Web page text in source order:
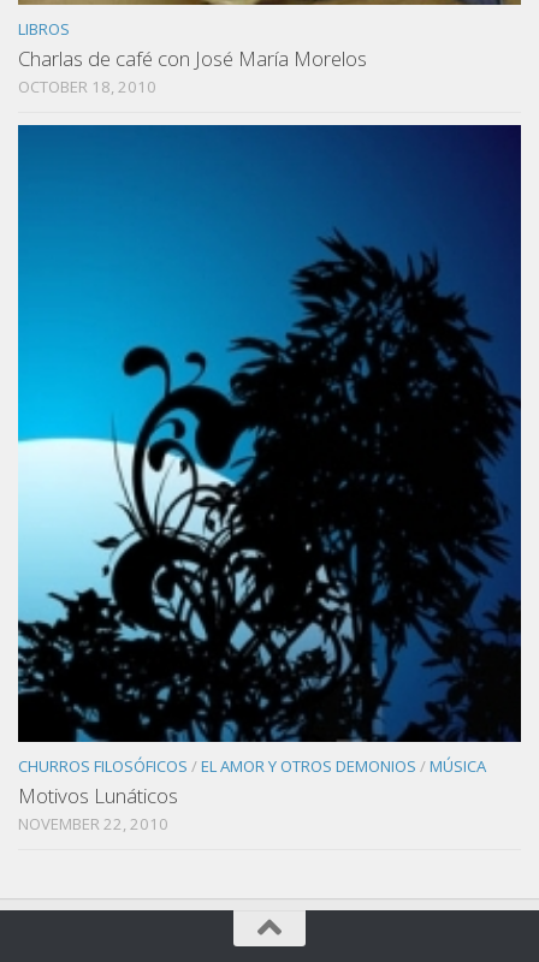
LIBROS
Charlas de café con José María Morelos
OCTOBER 18, 2010
CHURROS FILOSÓFICOS /EL AMOR Y OTROS DEMONIOS /MÚSICA
Motivos Lunáticos
NOVEMBER 22, 2010